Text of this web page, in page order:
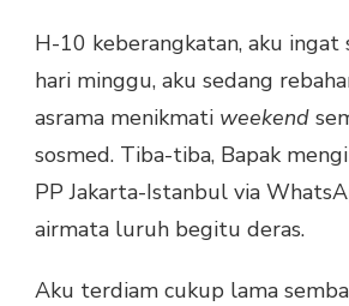
H-10 keberangkatan, aku ingat
hari minggu, aku sedang
asrama menikmati weekend
sosmed. Tiba-tiba, Bapak
PP Jakarta-Istanbul via
airmata luruh begitu deras.
Aku terdiam cukup lama